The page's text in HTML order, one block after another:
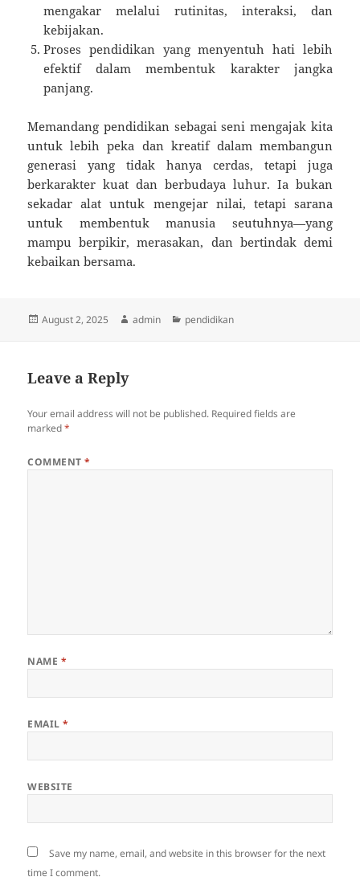
mengakar melalui rutinitas, interaksi, dan
kebijakan.
Proses pendidikan yang menyentuh hati lebih
efektif dalam membentuk karakter jangka
panjang.
Memandang pendidikan sebagai seni mengajak kita
untuk lebih peka dan kreatif dalam membangun
generasi yang tidak hanya cerdas, tetapi juga
berkarakter kuat dan berbudaya luhur. Ia bukan
sekadar alat untuk mengejar nilai, tetapi sarana
untuk membentuk manusia seutuhnya—yang
mampu berpikir, merasakan, dan bertindak demi
kebaikan bersama.
Posted
August 2, 2025 Author
admin Categories
pendidikan
Leave a Reply
Your email address will not be published. Required fields are
marked*
COMMENT*
NAME *
EMAIL*
WEBSITE
Save my name, email, and website in this browser for the next
time I comment.